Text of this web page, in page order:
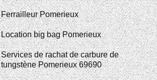
Ferrailleur Pomerieux
Location big bag Pomerieux
Services de rachat de carbure de
tungstène Pomerieux 69690